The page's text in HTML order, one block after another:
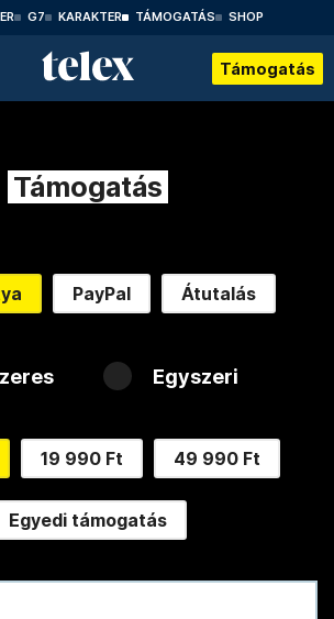
G7 KARAKTER TÁMOGATÁS SHOP
Támogatás
Támogatás
PayPal Átutalás
Egyszeri
19 990 Ft 49 990 Ft
Egyedi támogatás